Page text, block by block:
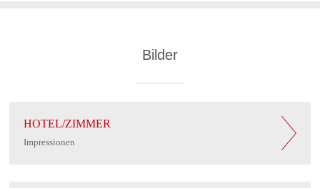
Bilder
HOTEL/ZIMMER
Impressionen